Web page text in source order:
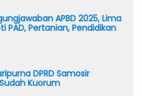
APBD 2025, Lima
PAD, Pertanian, Pendidikan
DPRD Samosir
Kuorum